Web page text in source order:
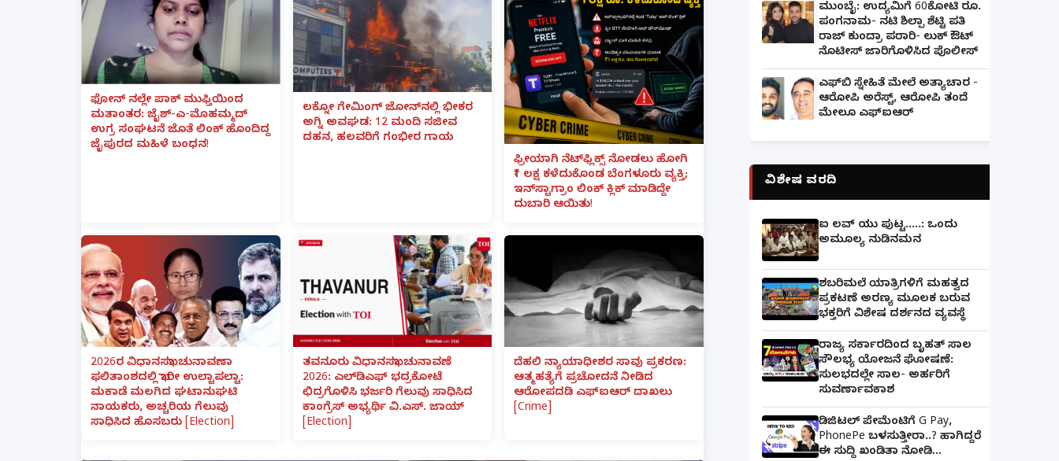
ಫೋನ್ ನಲ್ಲೇ ಪಾಕ್ ಮುಫ್ತಿಯಿಂದ
ಮತಾಂತರ: ಜೈಶ್-ಎ-ಮೊಹಮ್ಮದ್
ಉಗ್ರ ಸಂಘಟನೆ ಜೊತೆ ಲಿಂಕ್ ಹೊಂದಿದ್ದ
ಜೈಪುರದ ಮಹಿಳೆ ಬಂಧನ!
ಲಕ್ನೋ ಗೇಮಿಂಗ್ ಜೋನ್‌ನಲ್ಲಿ ಭೀಕರ
ಅಗ್ನಿ ಅವಘಡ: 12 ಮಂದಿ ಸಜೀವ
ದಹನ, ಹಲವರಿಗೆ ಗಂಭೀರ ಗಾಯ
ಫ್ರೀಯಾಗಿ ನೆಟ್‌ಫ್ಲಿಕ್ಸ್ ನೋಡಲು ಹೋಗಿ
₹1 ಲಕ್ಷ ಕಳೆದುಕೊಂಡ ಬೆಂಗಳೂರು ವ್ಯಕ್ತಿ;
ಇನ್‌ಸ್ಟಾಗ್ರಾಂ ಲಿಂಕ್ ಕ್ಲಿಕ್ ಮಾಡಿದ್ದೇ
ದುಬಾರಿ ಆಯಿತು!
2026ರ ವಿಧಾನಸಭಾ ಚುನಾವಣಾ
ಫಲಿತಾಂಶದಲ್ಲಿ ಭಾರೀ ಉಲ್ಟಾಪಲ್ಟಾ:
ಮಕಾಡೆ ಮಲಗಿದ ಘಟಾನುಘಟಿ
ನಾಯಕರು, ಅಚ್ಚರಿಯ ಗೆಲುವು
ಸಾಧಿಸಿದ ಹೊಸಬರು [Election]
ತವನೂರು ವಿಧಾನಸಭಾ ಚುನಾವಣೆ
2026: ಎಲ್‌ಡಿಎಫ್ ಭದ್ರಕೋಟೆ
ಛಿದ್ರಗೊಳಿಸಿ ಭರ್ಜರಿ ಗೆಲುವು ಸಾಧಿಸಿದ
ಕಾಂಗ್ರೆಸ್ ಅಭ್ಯರ್ಥಿ ವಿ.ಎಸ್. ಜಾಯ್
[Election]
ದೆಹಲಿ ನ್ಯಾಯಾಧೀಶರ ಸಾವು ಪ್ರಕರಣ:
ಆತ್ಮಹತ್ಯೆಗೆ ಪ್ರಚೋದನೆ ನೀಡಿದ
ಆರೋಪದಡಿ ಎಫ್‌ಐಆರ್ ದಾಖಲು
[Crime]
ಮುಂಬೈ: ಉದ್ಯಮಿಗೆ 60ಕೋಟಿ ರೂ.
ಪಂಗನಾಮ- ನಟಿ ಶಿಲ್ಪಾ ಶೆಟ್ಟಿ ಪತಿ
ರಾಜ್ ಕುಂದ್ರಾ ಪರಾರಿ- ಲುಕ್ ಔಟ್
ನೊಟೀಸ್ ಜಾರಿಗೊಳಿಸಿದ ಪೊಲೀಸ್
ಎಫ್‌ಬಿ ಸ್ನೇಹಿತೆ ಮೇಲೆ ಅತ್ಯಾಚಾರ -
ಆರೋಪಿ ಅರೆಸ್ಟ್, ಆರೋಪಿ ತಂದೆ
ಮೇಲೂ ಎಫ್ಐಆರ್
ವಿಶೇಷ ವರದಿ
ಐ ಲವ್ ಯು ಪುಟ್ಟ.....: ಒಂದು
ಅಮೂಲ್ಯ ನುಡಿನಮನ
ಶಬರಿಮಲೆ ಯಾತ್ರಿಗಳಿಗೆ ಮಹತ್ವದ
ಪ್ರಕಟಣೆ ಅರಣ್ಯ ಮೂಲಕ ಬರುವ
ಭಕ್ತರಿಗೆ ವಿಶೇಷ ದರ್ಶನದ ವ್ಯವಸ್ಥೆ
ರಾಜ್ಯ ಸರ್ಕಾರದಿಂದ ಬೃಹತ್ ಸಾಲ
ಸೌಲಭ್ಯ ಯೋಜನೆ ಘೋಷಣೆ:
ಸುಲಭದಲ್ಲೇ ಸಾಲ- ಅರ್ಹರಿಗೆ
ಸುವರ್ಣಾವಕಾಶ
ಡಿಜಿಟಲ್ ಪೇಮೆಂಟಿಗೆ G Pay,
PhonePe ಬಳಸುತ್ತೀರಾ..? ಹಾಗಿದ್ದರೆ
ಈ ಸುದ್ದಿ ಖಂಡಿತಾ ನೋಡಿ...